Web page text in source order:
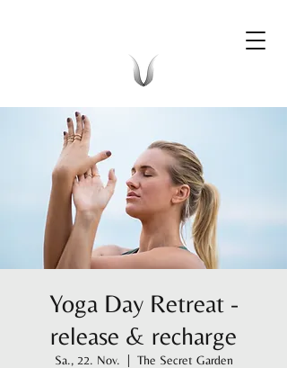
Yoga Day Retreat -
release & recharge
Sa., 22. Nov. The Secret Garden